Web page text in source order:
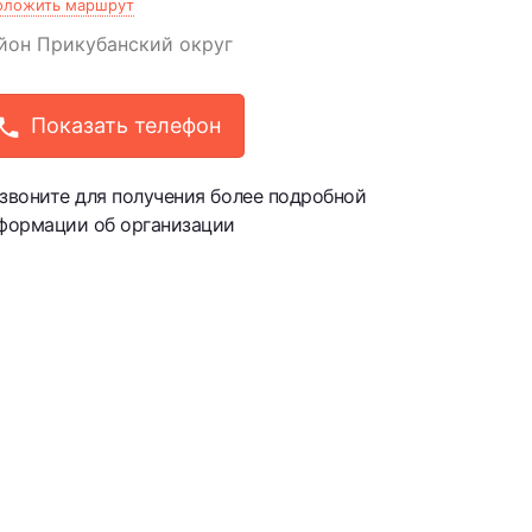
маршрут
Прикубанский округ
Показать телефон
для получения более подробной
об организации